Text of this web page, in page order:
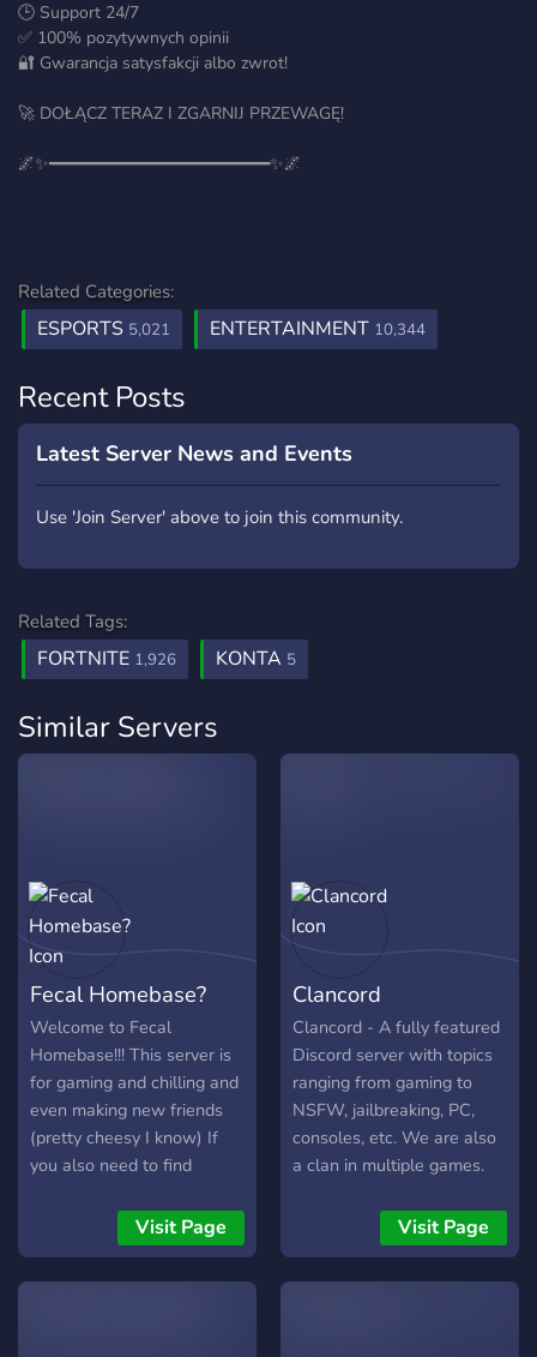
🕒 Support 24/7
✅ 100% pozytywnych opinii
🔐 Gwarancja satysfakcji albo zwrot!
🚀 DOŁĄCZ TERAZ I ZGARNIJ PRZEWAGĘ!
🌌✨━━━━━━━━━━━━━━━━━━━━━━━✨🌌
Related Categories:
ESPORTS 5,021 ENTERTAINMENT 10,344
Recent Posts
Latest Server News and Events
Use 'Join Server' above to join this community.
Related Tags:
FORTNITE 1,926 KONTA 5
Similar Servers
Fecal Homebase?
Welcome to Fecal
Homebase!!! This server is
for gaming and chilling and
even making new friends
(pretty cheesy I know) If
you also need to find
game you can come here to
meet people to play with
We also have multiple bots
Visit Page
Clancord
Clancord - A fully featured
Discord server with topics
ranging from gaming to
NSFW, jailbreaking, PC,
consoles, etc. We are also
a clan in multiple games.
Visit Page